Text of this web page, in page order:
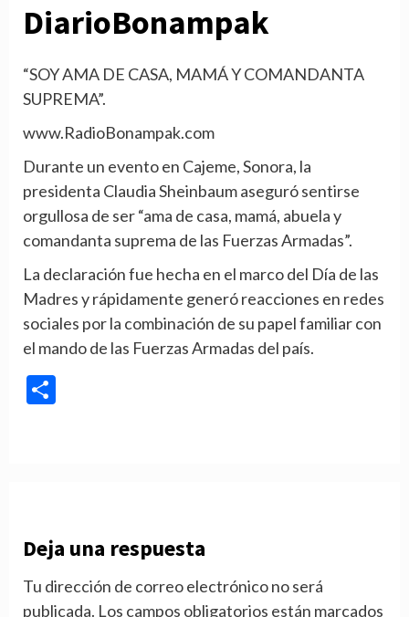
DiarioBonampak
“SOY AMA DE CASA, MAMÁ Y COMANDANTA
SUPREMA”.
www.RadioBonampak.com
Durante un evento en Cajeme, Sonora, la
presidenta Claudia Sheinbaum aseguró sentirse
orgullosa de ser “ama de casa, mamá, abuela y
comandanta suprema de las Fuerzas Armadas”.
La declaración fue hecha en el marco del Día de las
Madres y rápidamente generó reacciones en redes
sociales por la combinación de su papel familiar con
el mando de las Fuerzas Armadas del país.
Deja una respuesta
Tu dirección de correo electrónico no será
publicada. Los campos obligatorios están marcados